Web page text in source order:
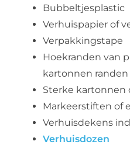
Bubbeltjesplastic
Verhuispapier of
Verpakkingstape
Hoekranden van
kartonnen
Sterke kartonnen
Markeerstiften of
Verhuisdekens
Verhuisdozen